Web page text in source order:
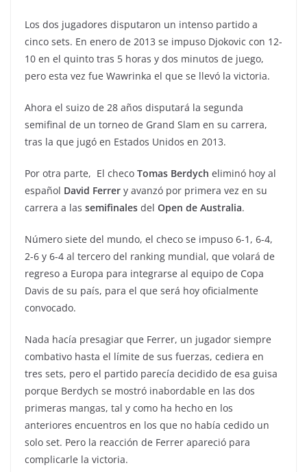
Los dos jugadores disputaron un intenso partido a
cinco sets. En enero de 2013 se impuso Djokovic con 12-
10 en el quinto tras 5 horas y dos minutos de juego,
pero esta vez fue Wawrinka el que se llevó la victoria.
Ahora el suizo de 28 años disputará la segunda
semifinal de un torneo de Grand Slam en su carrera,
tras la que jugó en Estados Unidos en 2013.
Por otra parte, El checo Tomas Berdych eliminó hoy al
español David Ferrer y avanzó por primera vez en su
carrera a las semifinales del Open de Australia.
Número siete del mundo, el checo se impuso 6-1, 6-4,
2-6 y 6-4 al tercero del ranking mundial, que volará de
regreso a Europa para integrarse al equipo de Copa
Davis de su país, para el que será hoy oficialmente
convocado.
Nada hacía presagiar que Ferrer, un jugador siempre
combativo hasta el límite de sus fuerzas, cediera en
tres sets, pero el partido parecía decidido de esa guisa
porque Berdych se mostró inabordable en las dos
primeras mangas, tal y como ha hecho en los
anteriores encuentros en los que no había cedido un
solo set. Pero la reacción de Ferrer apareció para
complicarle la victoria.